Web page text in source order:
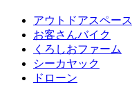
アウトドアスペース
お客さんバイク
くろしおファーム
シーカヤック
ドローン